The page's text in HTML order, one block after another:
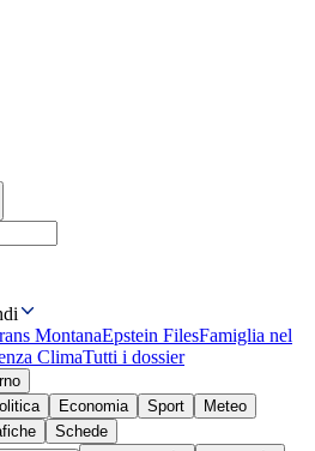
MontanaEpstein FilesFamiglia nel
ClimaTutti i dossier
Economia Sport
Meteo
Schede